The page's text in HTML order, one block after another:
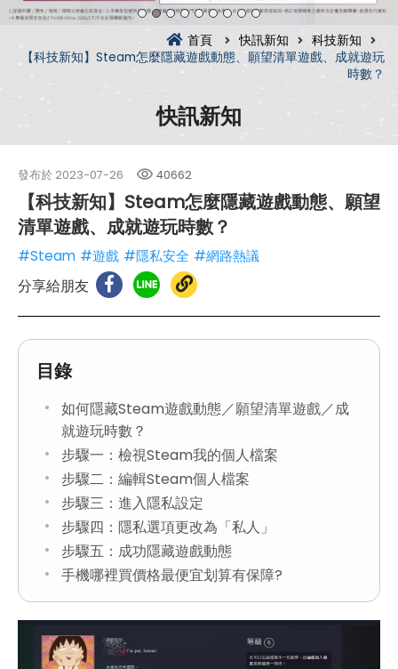
首頁 快訊新知
科技新知
【科技新知】Steam怎麼隱藏遊戲動態、願望清單遊戲、成就遊玩
時數？
快訊新知
發布於 2023-07-26 40662
【科技新知】Steam怎麼隱藏遊戲動態、願望
清單遊戲、成就遊玩時數？
#Steam #遊戲 #隱私安全 #網路熱議
分享給朋友
目錄
如何隱藏Steam遊戲動態／願望清單遊戲／成
就遊玩時數？
步驟一：檢視Steam我的個人檔案
步驟二：編輯Steam個人檔案
步驟三：進入隱私設定
步驟四：隱私選項更改為「私人」
步驟五：成功隱藏遊戲動態
手機哪裡買價格最便宜划算有保障?